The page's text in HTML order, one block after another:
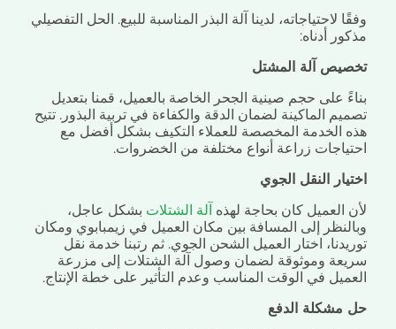
لاحتياجاته، لدينا آلة البذر المناسبة للبيع. الحل التفصيلي
أدناه:
آلة المشتل
على حجم صينية الجحر الخاصة بالعميل، قمنا بتعديل
الماكينة لضمان الدقة والكفاءة في تربية البذور. تتيح
الخدمة المخصصة للعملاء التكيف بشكل أفضل مع
زراعة أنواع مختلفة من الخضروات.
النقل الجوي
العميل كان بحاجة لهذهآلة الشتلات بشكل عاجل،
إلى المسافة بين مكان العميل في زيمبابوي ومكان
اختار العميل الشحن الجوي. ثم رتبنا خدمة نقل
وموثوقة لضمان وصول آلة الشتلات إلى مزرعة
في الوقت المناسب وعدم التأثير على خطة الإنتاج.
الدفع